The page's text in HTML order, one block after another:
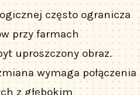
często ogranicza
przy farmach
uproszczony obraz.
wymaga połączenia
z głębokim